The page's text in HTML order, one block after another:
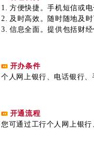
便快捷。手机短信或电
时高效。随时随地及时
息全面。提供包括财经
开办条件
网上银行、电话银行、
开通流程
通过工行个人网上银行